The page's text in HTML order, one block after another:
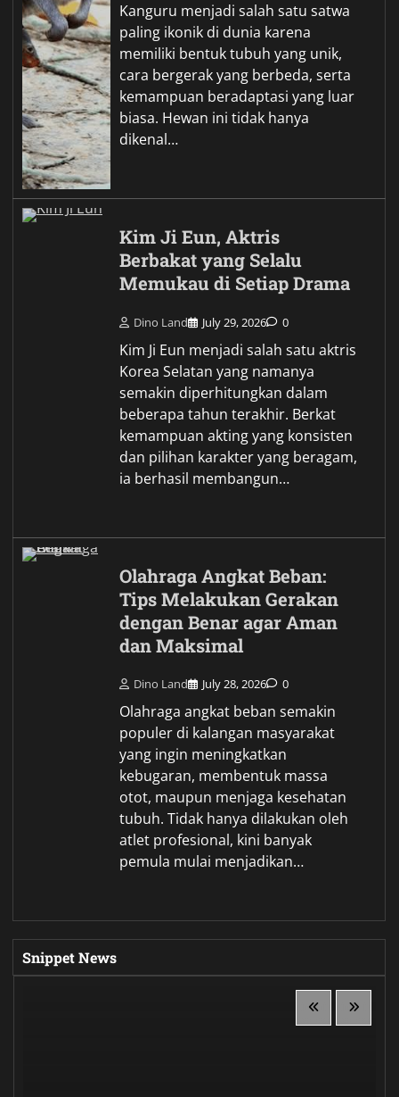
Kanguru menjadi salah satu satwa
paling ikonik di dunia karena
memiliki bentuk tubuh yang unik,
cara bergerak yang berbeda, serta
kemampuan beradaptasi yang luar
biasa. Hewan ini tidak hanya
dikenal…
Kim Ji Eun, Aktris
Berbakat yang Selalu
Memukau di Setiap Drama
Dino Land July 29, 2026 0
Kim Ji Eun menjadi salah satu aktris
Korea Selatan yang namanya
semakin diperhitungkan dalam
beberapa tahun terakhir. Berkat
kemampuan akting yang konsisten
dan pilihan karakter yang beragam,
ia berhasil membangun…
Olahraga Angkat Beban:
Tips Melakukan Gerakan
dengan Benar agar Aman
dan Maksimal
Dino Land July 28, 2026 0
Olahraga angkat beban semakin
populer di kalangan masyarakat
yang ingin meningkatkan
kebugaran, membentuk massa
otot, maupun menjaga kesehatan
tubuh. Tidak hanya dilakukan oleh
atlet profesional, kini banyak
pemula mulai menjadikan…
Snippet News